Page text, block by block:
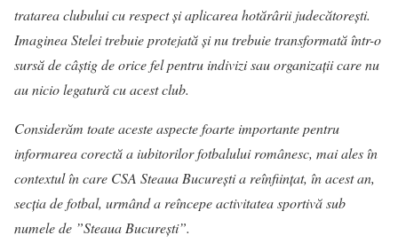
tratarea clubului cu respect și aplicarea hotărârii judecătorești.
Imaginea Stelei trebuie protejată și nu trebuie transformată într-o
sursă de câștig de orice fel pentru indivizi sau organizații care nu
au nicio legatură cu acest club.
Considerăm toate aceste aspecte foarte importante pentru
informarea corectă a iubitorilor fotbalului românesc, mai ales în
contextul în care CSA Steaua București a reînființat, în acest an,
secția de fotbal, urmând a reîncepe activitatea sportivă sub
numele de ”Steaua București”.